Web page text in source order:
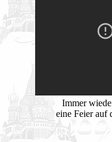
Immer
eine Feier auf